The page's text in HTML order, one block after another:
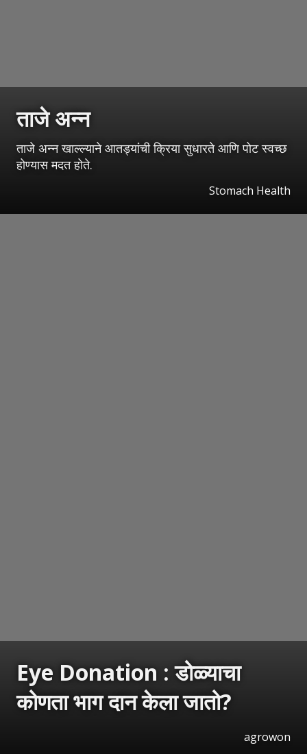
ताजे अन्न
ताजे अन्न खाल्ल्याने आतड्यांची क्रिया सुधारते आणि पोट स्वच्छ
होण्यास मदत होते.
Stomach Health
Eye Donation : डोळ्याचा
कोणता भाग दान केला जातो?
agrowon